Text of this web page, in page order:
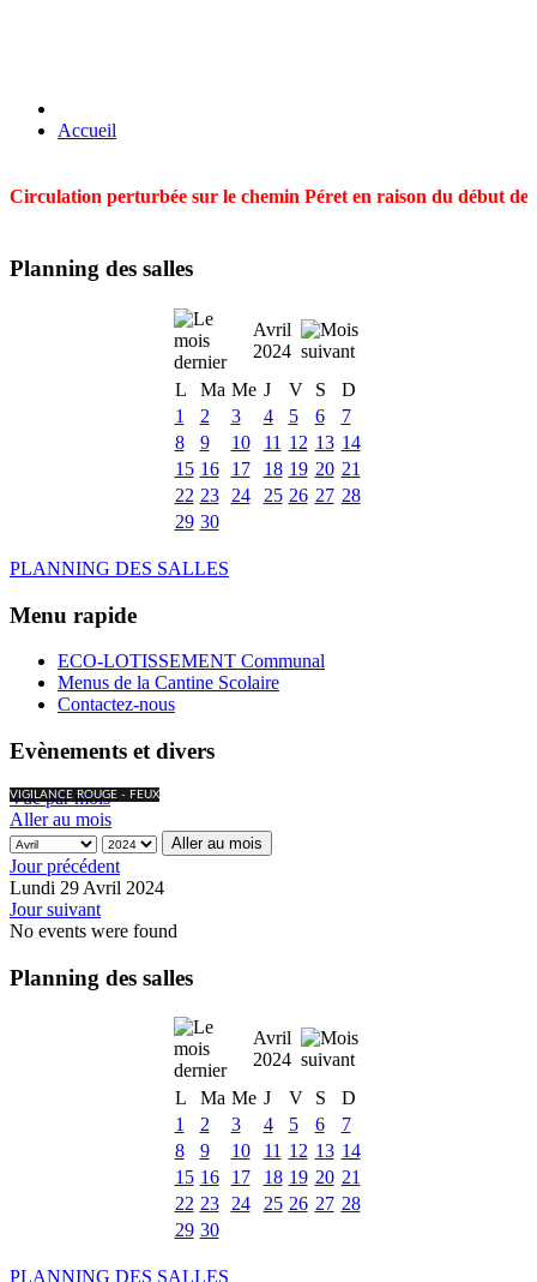
Accueil
Circulation perturbée sur le chemin Péret en raison du début
Planning des salles
Avril
2024
L
Ma Me J V S
D
1
2 3 4 5 6
7
8
9 10 11 12 13 14
15 16 17 18 19 20 21
22 23 24 25 26 27 28
29 30
PLANNING DES SALLES
Menu rapide
ECO-LOTISSEMENT Communal
Menus de la Cantine Scolaire
Contactez-nous
Evènements et divers
VIGILANCE ROUGE - FEUX
Vue par mois
Aller au mois
Aller au mois
Jour précédent
Lundi 29 Avril 2024
Jour suivant
No events were found
Planning des salles
Avril
2024
L
Ma Me J V S
D
1
2 3 4 5 6
7
8
9 10 11 12 13 14
15 16 17 18 19 20 21
22 23 24 25 26 27 28
29 30
PLANNING DES SALLES